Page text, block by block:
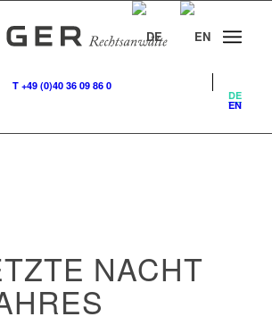
T +49 (0)40 36 09 86 0
DE
EN
NACHT